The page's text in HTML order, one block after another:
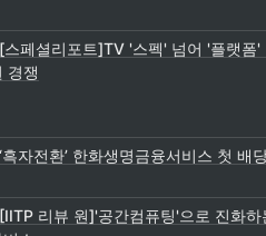
[스페셜리포트]TV '스펙' 넘어 '플랫폼'
경쟁
‘흑자전환’ 한화생명금융서비스 첫 배
[IITP 리뷰 원]'공간컴퓨팅'으로 진화하